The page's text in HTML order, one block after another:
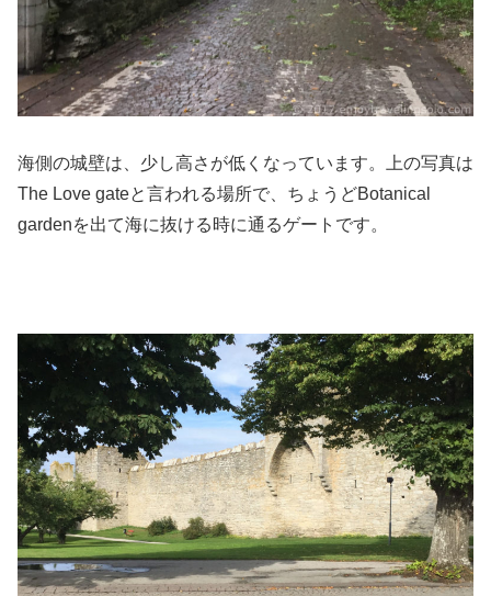
海側の城壁は、少し高さが低くなっています。上の写真は
The Love gateと言われる場所で、ちょうどBotanical
gardenを出て海に抜ける時に通るゲートです。